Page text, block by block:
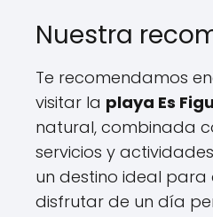
Nuestra
Te recomendamos
visitar la playa Es
natural, combinada
servicios y
un destino ideal para
disfrutar de un día